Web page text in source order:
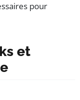
pour
et